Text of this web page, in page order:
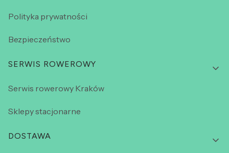
Polityka prywatności
Bezpieczeństwo
SERWIS ROWEROWY
Serwis rowerowy Kraków
Sklepy stacjonarne
DOSTAWA